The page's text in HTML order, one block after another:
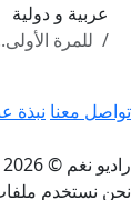
عربية و دولية
للمرة
تواصل معنا نبذة
راديو نغم © 2026